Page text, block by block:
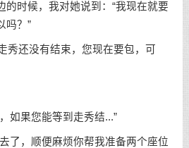
的时候，我对她说到：“我现在就要
吗？”
还没有结束，您现在要包，可
果您能等到走秀结...”
，顺便麻烦你帮我准备两个座位